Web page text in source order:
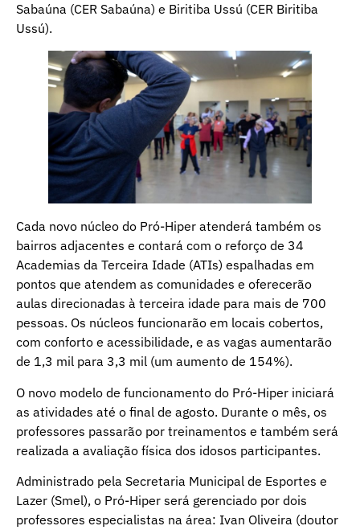
Sabaúna (CER Sabaúna) e Biritiba Ussú (CER Biritiba
Ussú).
Cada novo núcleo do Pró-Hiper atenderá também os
bairros adjacentes e contará com o reforço de 34
Academias da Terceira Idade (ATIs) espalhadas em
pontos que atendem as comunidades e oferecerão
aulas direcionadas à terceira idade para mais de 700
pessoas. Os núcleos funcionarão em locais cobertos,
com conforto e acessibilidade, e as vagas aumentarão
de 1,3 mil para 3,3 mil (um aumento de 154%).
O novo modelo de funcionamento do Pró-Hiper iniciará
as atividades até o final de agosto. Durante o mês, os
professores passarão por treinamentos e também será
realizada a avaliação física dos idosos participantes.
Administrado pela Secretaria Municipal de Esportes e
Lazer (Smel), o Pró-Hiper será gerenciado por dois
professores especialistas na área: Ivan Oliveira (doutor